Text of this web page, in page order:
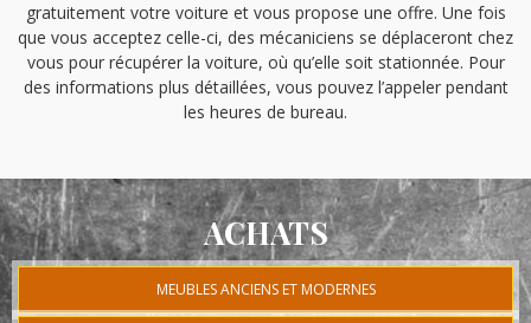
gratuitement votre voiture et vous propose une offre. Une fois
que vous acceptez celle-ci, des mécaniciens se déplaceront chez
vous pour récupérer la voiture, où qu’elle soit stationnée. Pour
des informations plus détaillées, vous pouvez l’appeler pendant
les heures de bureau.
ACHATS
MEUBLES ANCIENS ET MODERNES